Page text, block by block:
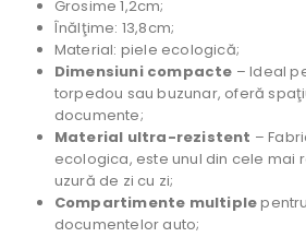
Grosime 1,2cm;
Înălţime: 13,8cm;
Material: piele ecologică;
Dimensiuni compacte – Ideal
torpedou sau buzunar, oferă
documente;
Material ultra-rezistent –
ecologica, este unul din cele mai
uzură de zi cu zi;
Compartimente multiple
documentelor auto;